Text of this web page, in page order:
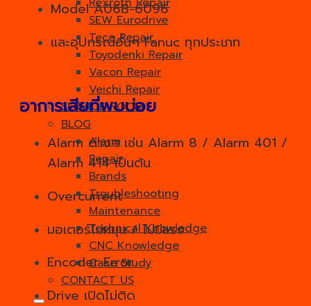
SEW Eurodrive
Teco Repair
Toyodenki Repair
Vacon Repair
Veichi Repair
SERVICE ROOM
BLOG
Alarm
Repair
Brands
Troubleshooting
Maintenance
Technical Knowledge
CNC Knowledge
Case Study
CONTACT US
Model A06B-6096
และอุปกรณ์อื่นๆ Fanuc ทุกประเภท
อาการเสียที่พบบ่อย
Alarm ต่างๆ เช่น Alarm 8 / Alarm 401 /
Alarm 414 เป็นต้น
Overcurrent
มอเตอร์ไม่หมุน / ไม่มีแรง
Encoder Error
Drive เปิดไม่ติด